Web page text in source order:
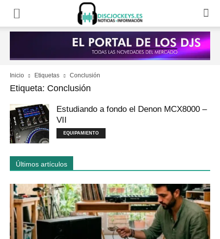
Inicio Etiquetas Conclusión
Etiqueta: Conclusión
Estudiando a fondo el Denon MCX8000 –
VII
EQUIPAMIENTO
Últimos artículos